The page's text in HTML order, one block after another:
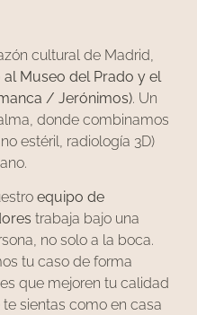
cultural de Madrid,
Museo del Prado y el
/ Jerónimos). Un
donde combinamos
estéril, radiología 3D)
equipo de
trabaja bajo una
no solo a la boca.
tu caso de forma
que mejoren tu calidad
sientas como en casa